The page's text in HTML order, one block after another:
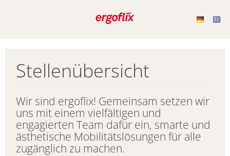
Stellenübersicht
Wir sind ergoflix! Gemeinsam setzen wir
uns mit einem vielfältigen und
engagierten Team dafür ein, smarte und
ästhetische Mobilitätslösungen für alle
zugänglich zu machen.